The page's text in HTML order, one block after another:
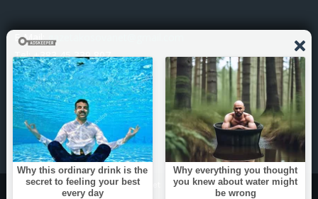
E-Mail:gazetakosovanet@gmail.com
Tel: +383 45 339 807
© Copyright - 2025 Gazetakosova.net